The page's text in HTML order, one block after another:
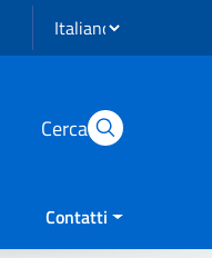
Seleziona lingua
Cerca
Contatti